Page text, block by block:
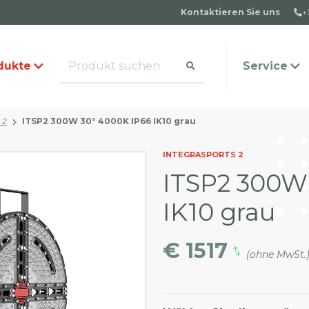
Kontaktieren Sie uns
Service
Häufige Fragen
Kontakt
2 ITSP2 300W 30° 4000K IP66 IK10 grau
INTEGRASPORTS 2
ITSP2
IK10 grau
€ 1517 (ohne MwSt.)